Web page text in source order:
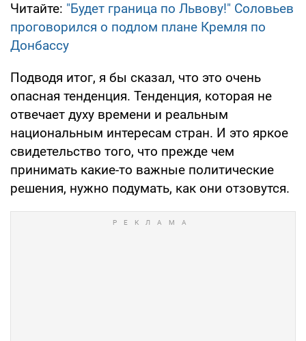
Читайте: "Будет граница по Львову!" Соловьев
проговорился о подлом плане Кремля по
Донбассу
Подводя итог, я бы сказал, что это очень
опасная тенденция. Тенденция, которая не
отвечает духу времени и реальным
национальным интересам стран. И это яркое
свидетельство того, что прежде чем
принимать какие-то важные политические
решения, нужно подумать, как они отзовутся.